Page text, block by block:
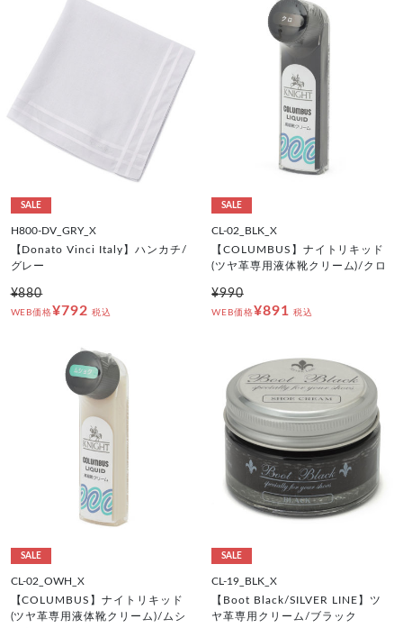
SALE
H800-DV_GRY_X
【Donato Vinci Italy】ハンカチ/
グレー
¥880
WEB価格¥792 税込
SALE
CL-02_BLK_X
【COLUMBUS】ナイトリキッド
(ツヤ革専用液体靴クリーム)/クロ
¥990
WEB価格¥891 税込
SALE
CL-02_OWH_X
【COLUMBUS】ナイトリキッド
(ツヤ革専用液体靴クリーム)/ムシ
SALE
CL-19_BLK_X
【Boot Black/SILVER LINE】ツ
ヤ革専用クリーム/ブラック